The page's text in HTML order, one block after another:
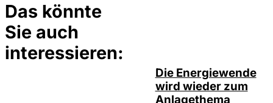
Das könnte
Sie auch
interessieren:
Die Energiewende
wird wieder zum
Anlagethema